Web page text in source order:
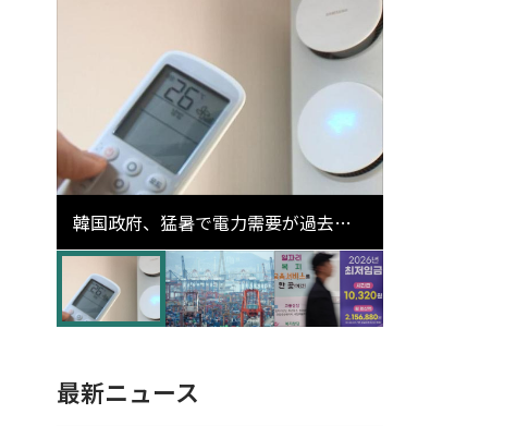
韓国政府、猛暑で電力需要が過去最
高更新の可能性に需給対応体制を点
検
最新ニュース